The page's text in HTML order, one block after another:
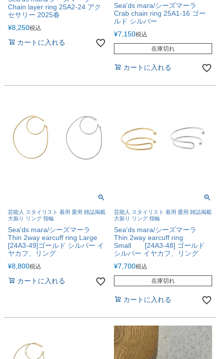
Chain layer ring 25A2-24 アク
セサリー 2025春
¥8,250税込
カートに入れる
Sea'ds mara/シーズマーラ
Crab chain ring 25A1-16 ゴー
ルド シルバー
¥7,150税込
在庫切れ
カートに入れる
芸能人 スタイリスト 着用 愛用 雑誌掲載
大振り リング 指輪
Sea'ds mara/シーズマーラ
Thin 2way earcuff ring Large
[24A3-49]ゴールド シルバー イ
ヤカフ、リング
¥8,800税込
カートに入れる
芸能人 スタイリスト 着用 愛用 雑誌掲載
大振り リング 指輪
Sea'ds mara/シーズマーラ
Thin 2way earcuff ring
Small [24A3-48] ゴールド
シルバー イヤカフ、リング
¥7,700税込
在庫切れ
カートに入れる